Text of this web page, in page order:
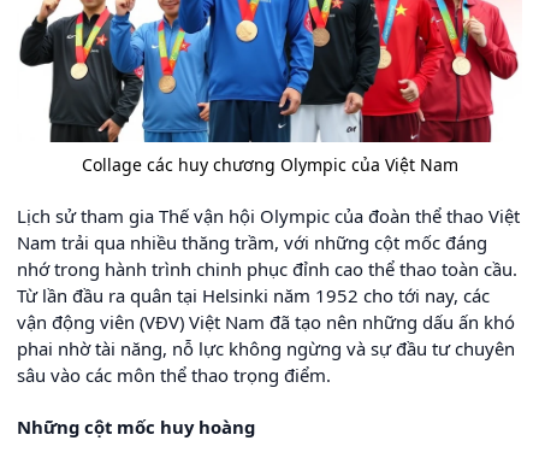
Collage các huy chương Olympic của Việt Nam
Lịch sử tham gia Thế vận hội Olympic của đoàn thể thao Việt
Nam trải qua nhiều thăng trầm, với những cột mốc đáng
nhớ trong hành trình chinh phục đỉnh cao thể thao toàn cầu.
Từ lần đầu ra quân tại Helsinki năm 1952 cho tới nay, các
vận động viên (VĐV) Việt Nam đã tạo nên những dấu ấn khó
phai nhờ tài năng, nỗ lực không ngừng và sự đầu tư chuyên
sâu vào các môn thể thao trọng điểm.
Những cột mốc huy hoàng